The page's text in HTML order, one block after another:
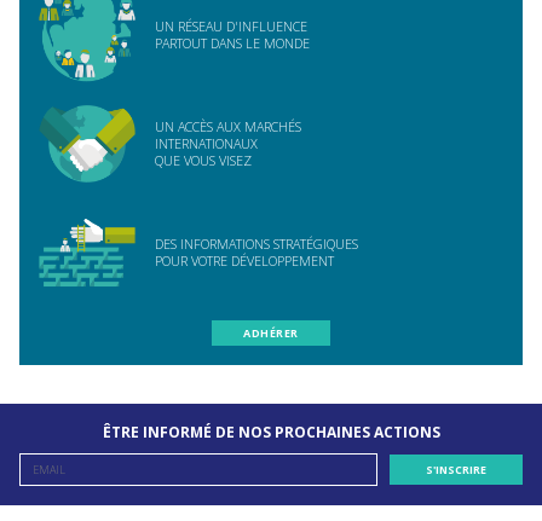
UN RÉSEAU D'INFLUENCE
PARTOUT DANS LE MONDE
UN ACCÈS AUX MARCHÉS
INTERNATIONAUX
QUE VOUS VISEZ
DES INFORMATIONS STRATÉGIQUES
POUR VOTRE DÉVELOPPEMENT
ADHÉRER
ÊTRE INFORMÉ DE NOS PROCHAINES ACTIONS